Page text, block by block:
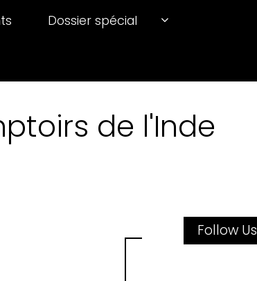
Dossier spécial
de l'Inde
Follow